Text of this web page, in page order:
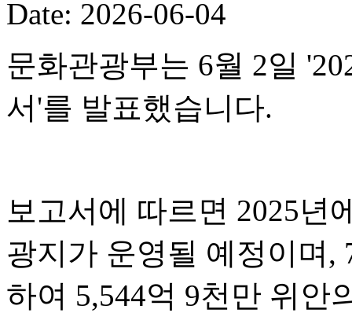
Date: 2026-06-04
문화관광부는 6월 2일
서'를 발표했습니다.
보고서에 따르면 2025년
광지가 운영될 예정이며,
하여 5,544억 9천만 위안